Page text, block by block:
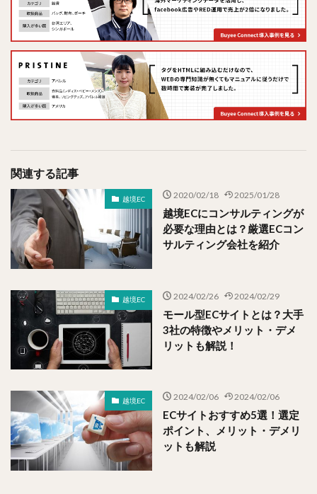
関連する記事
越境EC 2020/02/18 2025/01/28
越境ECにコンサルティングが
必要な理由とは？厳選ECコン
サルティング会社を紹介
越境EC 2024/02/26 2024/02/29
モール型ECサイトとは？大手
3社の特徴やメリット・デメ
リットも解説！
越境EC 2024/02/06 2024/02/06
ECサイトおすすめ5選！選定
ポイント、メリット・デメリ
ットも解説